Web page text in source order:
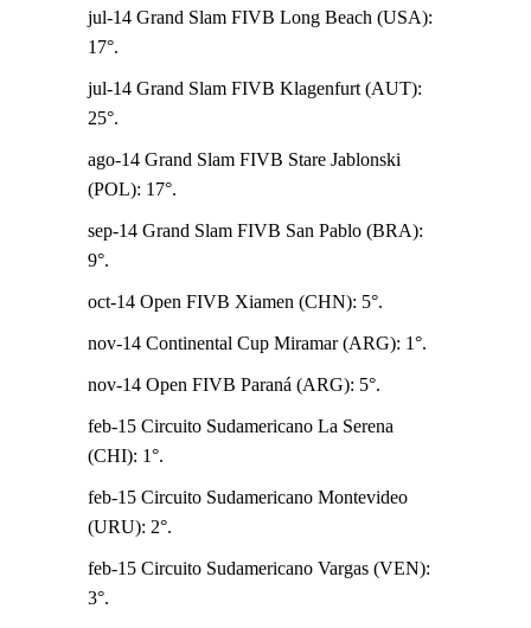
jul-14 Grand Slam FIVB Long Beach (USA):
17°.
jul-14 Grand Slam FIVB Klagenfurt (AUT):
25°.
ago-14 Grand Slam FIVB Stare Jablonski
(POL): 17°.
sep-14 Grand Slam FIVB San Pablo (BRA):
9°.
oct-14 Open FIVB Xiamen (CHN): 5°.
nov-14 Continental Cup Miramar (ARG): 1°.
nov-14 Open FIVB Paraná (ARG): 5°.
feb-15 Circuito Sudamericano La Serena
(CHI): 1°.
feb-15 Circuito Sudamericano Montevideo
(URU): 2°.
feb-15 Circuito Sudamericano Vargas (VEN):
3°.